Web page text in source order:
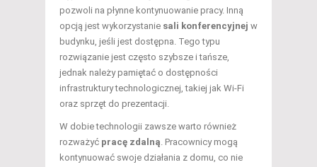
pozwoli na płynne kontynuowanie pracy. Inną
opcją jest wykorzystanie sali konferencyjnej w
budynku, jeśli jest dostępna. Tego typu
rozwiązanie jest często szybsze i tańsze,
jednak należy pamiętać o dostępności
infrastruktury technologicznej, takiej jak Wi-Fi
oraz sprzęt do prezentacji.
W dobie technologii zawsze warto również
rozważyć pracę zdalną. Pracownicy mogą
kontynuować swoje działania z domu, co nie